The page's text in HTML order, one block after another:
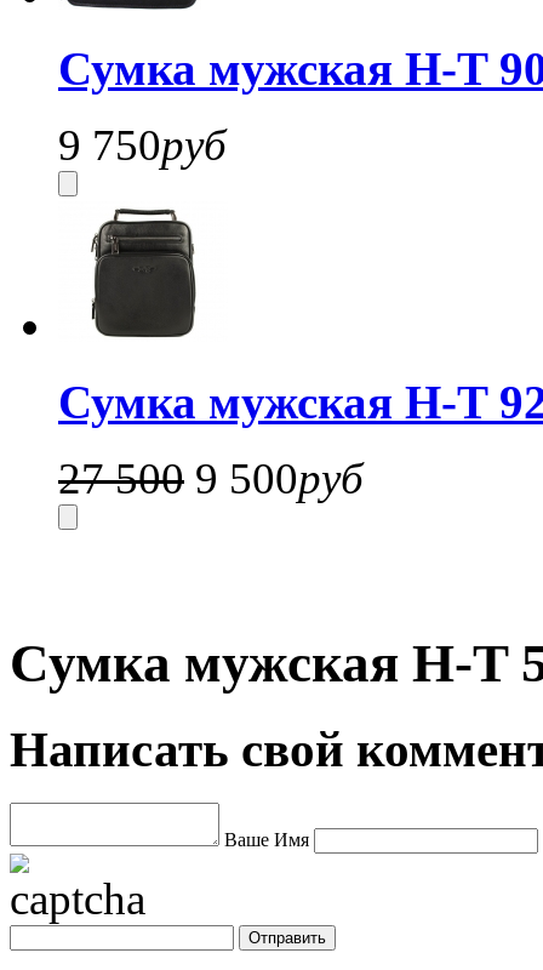
Сумка мужская H-T
9 750руб
Сумка мужская H-T
27 500 9 500руб
Сумка мужская H-T
Написать свой
Ваше Имя